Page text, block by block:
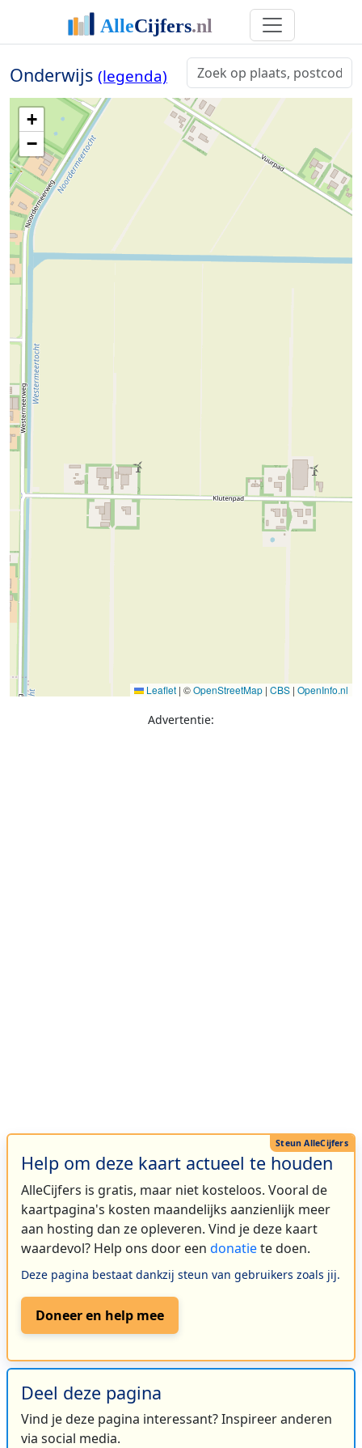
Onderwijs (legenda)
+
−
Leaflet | ©OpenStreetMap | CBS | OpenInfo.nl
Advertentie:
Help om deze kaart actueel te houden
AlleCijfers is gratis, maar niet kosteloos. Vooral de
kaartpagina's kosten maandelijks aanzienlijk meer
aan hosting dan ze opleveren. Vind je deze kaart
waardevol? Help ons door een donatiete doen.
Deze pagina bestaat dankzij steun van gebruikers zoals jij.
Doneer en help mee
Deel deze pagina
Vind je deze pagina interessant? Inspireer anderen
via social media.